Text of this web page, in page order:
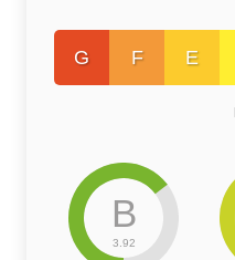
G F E
B
3.92